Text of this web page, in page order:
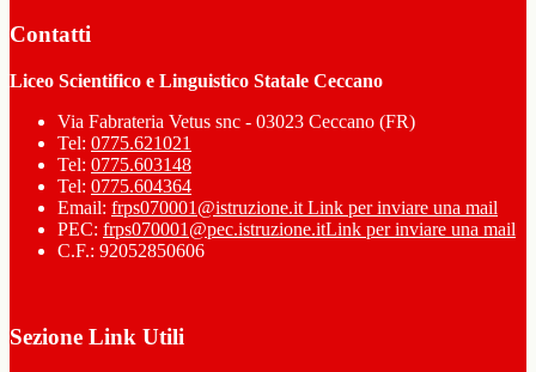
Contatti
Liceo Scientifico e Linguistico Statale Ceccano
Via Fabrateria Vetus snc - 03023 Ceccano (FR)
Tel: 0775.621021
Tel: 0775.603148
Tel: 0775.604364
Email: frps070001@istruzione.it Link per inviare una mail
PEC: frps070001@pec.istruzione.itLink per inviare una mail
C.F.: 92052850606
Sezione Link Utili